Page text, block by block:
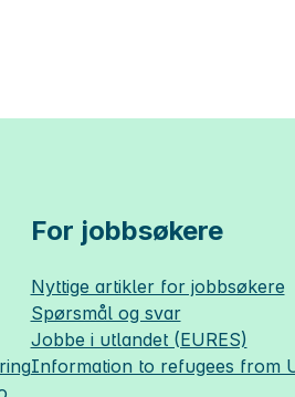
For jobbsøkere
Nyttige artikler for jobbsøkere
Spørsmål og svar
Jobbe i utlandet (EURES)
Information to refugees from